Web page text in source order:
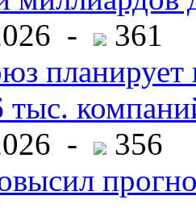
-
361
планирует
тыс.
-
356